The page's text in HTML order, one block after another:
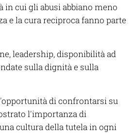
cui gli abusi abbiano meno
e la cura reciproca fanno parte
leadership, disponibilità ad
sulla dignità e sulla
di confrontarsi su
l'importanza di
cultura della tutela in ogni